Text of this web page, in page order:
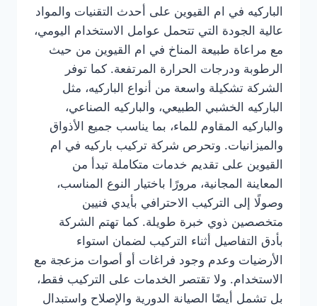
الباركيه في ام القيوين على أحدث التقنيات والمواد
عالية الجودة التي تتحمل عوامل الاستخدام اليومي،
مع مراعاة طبيعة المناخ في ام القيوين من حيث
الرطوبة ودرجات الحرارة المرتفعة. كما توفر
الشركة تشكيلة واسعة من أنواع الباركيه، مثل
الباركيه الخشبي الطبيعي، والباركيه الصناعي،
والباركيه المقاوم للماء، بما يناسب جميع الأذواق
والميزانيات. وتحرص شركة تركيب باركيه في ام
القيوين على تقديم خدمات متكاملة تبدأ من
المعاينة المجانية، مرورًا باختيار النوع المناسب،
وصولًا إلى التركيب الاحترافي بأيدي فنيين
متخصصين ذوي خبرة طويلة. كما تهتم الشركة
بأدق التفاصيل أثناء التركيب لضمان استواء
الأرضيات وعدم وجود فراغات أو أصوات مزعجة مع
الاستخدام. ولا تقتصر الخدمات على التركيب فقط،
بل تشمل أيضًا الصيانة الدورية والإصلاح واستبدال